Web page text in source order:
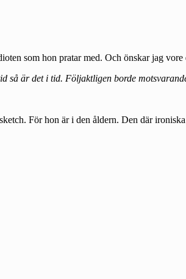
som hon pratar med. Och önskar jag vore
så är det i tid. Följaktligen borde
För hon är i den åldern. Den där